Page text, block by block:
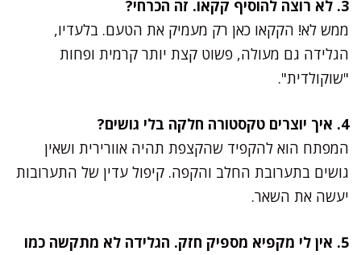
3. לא רוצה להוסיף קקאו. זה הכרחי?
ממש לא! הקקאו כאן רק מעמיק את הטעם. בלעדיו,
הגלידה גם מעולה, פשוט קצת יותר קרמית ופחות
"שוקולדית".
4. איך יוצרים טקסטורה חלקה בלי גושים?
המפתח הוא להקפיד שהקצפת תהיה אוורירית ושאין
גושים בתערובת החלב והקפה. קיפול עדין של התערובות
יעשה את השאר.
5. אין לי מקפיא מספיק חזק. הגלידה לא מתקשה כמו